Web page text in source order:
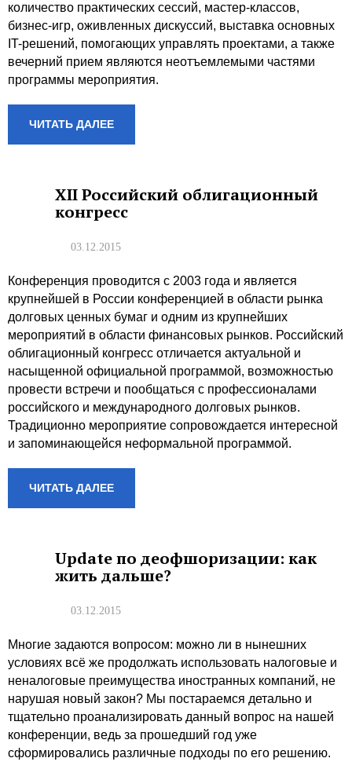
количество практических сессий, мастер-классов,
бизнес-игр, оживленных дискуссий, выставка основных
IT-решений, помогающих управлять проектами, а также
вечерний прием являются неотъемлемыми частями
программы мероприятия.
ЧИТАТЬ ДАЛЕЕ
XII Российский облигационный
конгресс
03.12.2015
Конференция проводится с 2003 года и является
крупнейшей в России конференцией в области рынка
долговых ценных бумаг и одним из крупнейших
мероприятий в области финансовых рынков. Российский
облигационный конгресс отличается актуальной и
насыщенной официальной программой, возможностью
провести встречи и пообщаться с профессионалами
российского и международного долговых рынков.
Традиционно мероприятие сопровождается интересной
и запоминающейся неформальной программой.
ЧИТАТЬ ДАЛЕЕ
Update по деофшоризации: как
жить дальше?
03.12.2015
Многие задаются вопросом: можно ли в нынешних
условиях всё же продолжать использовать налоговые и
неналоговые преимущества иностранных компаний, не
нарушая новый закон? Мы постараемся детально и
тщательно проанализировать данный вопрос на нашей
конференции, ведь за прошедший год уже
сформировались различные подходы по его решению.